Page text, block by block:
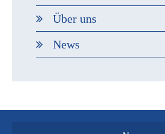
Über uns
News